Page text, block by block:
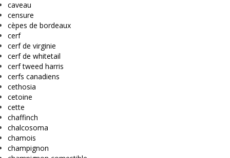
caveau
censure
cèpes de bordeaux
cerf
cerf de virginie
cerf de whitetail
cerf tweed harris
cerfs canadiens
cethosia
cetoine
cette
chaffinch
chalcosoma
chamois
champignon